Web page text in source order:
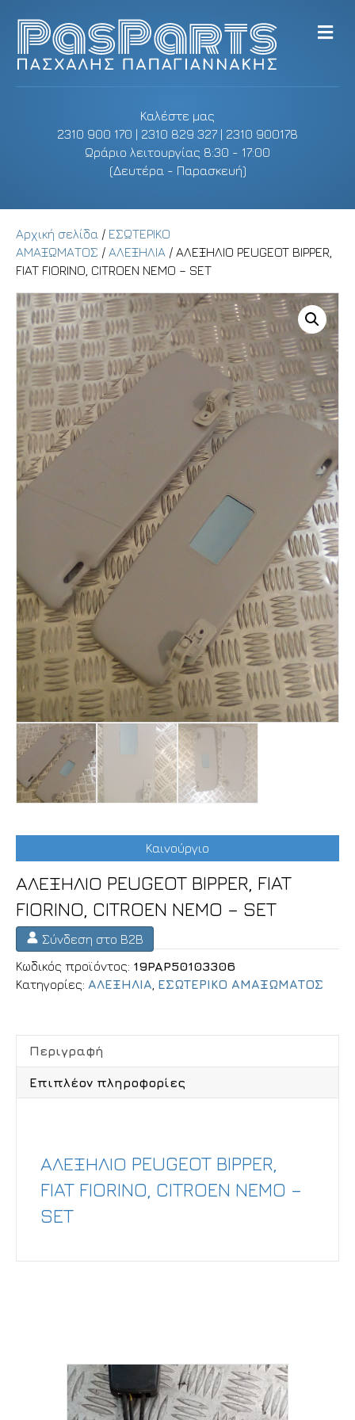
Καλέστε μας
2310 900 170 | 2310 829 327 | 2310 900178
Ωράριο λειτουργίας 8:30 - 17:00
(Δευτέρα - Παρασκευή)
M
e
Αρχική σελίδα / ΕΣΩΤΕΡΙΚΟ
ΑΜΑΞΩΜΑΤΟΣ / ΑΛΕΞΗΛΙΑ / ΑΛΕΞΗΛΙΟ PEUGEOT BIPPER,
FIAT FIORINO, CITROEN NEMO – SET
Καινούργιο
ΑΛΕΞΗΛΙΟ PEUGEOT BIPPER, FIAT
FIORINO, CITROEN NEMO – SET
Σύνδεση στο B2B
Κωδικός προϊόντος: 19PAP50103306
Κατηγορίες: ΑΛΕΞΗΛΙΑ ΕΣΩΤΕΡΙΚΟ ΑΜΑΞΩΜΑΤΟΣ
Περιγραφή
Επιπλέον πληροφορίες
ΑΛΕΞΗΛΙΟ PEUGEOT BIPPER,
FIAT FIORINO, CITROEN NEMO –
SET